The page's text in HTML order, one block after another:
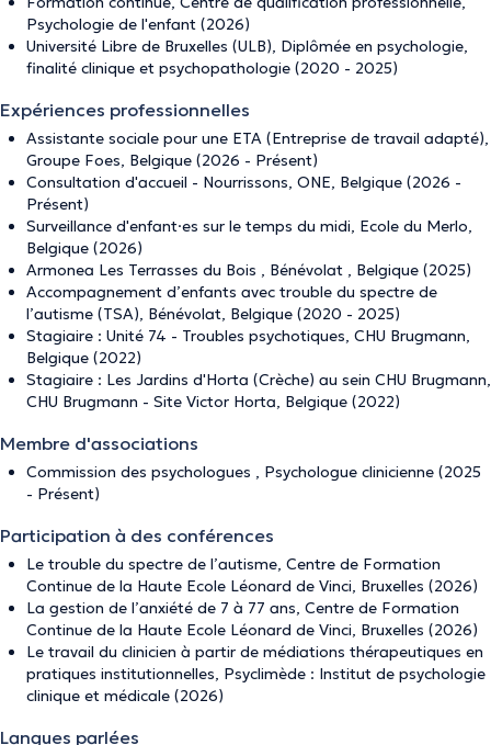
Psychologie de l'enfant (2026)
Université Libre de Bruxelles (ULB), Diplômée en psychologie,
finalité clinique et psychopathologie (2020 - 2025)
Expériences professionnelles
Assistante sociale pour une ETA (Entreprise de travail adapté),
Groupe Foes, Belgique (2026 - Présent)
Consultation d'accueil - Nourrissons, ONE, Belgique (2026 -
Présent)
Surveillance d'enfant·es sur le temps du midi, Ecole du Merlo,
Belgique (2026)
Armonea Les Terrasses du Bois , Bénévolat , Belgique (2025)
Accompagnement d’enfants avec trouble du spectre de
l’autisme (TSA), Bénévolat, Belgique (2020 - 2025)
Stagiaire : Unité 74 - Troubles psychotiques, CHU Brugmann,
Belgique (2022)
Stagiaire : Les Jardins d'Horta (Crèche) au sein CHU Brugmann,
CHU Brugmann - Site Victor Horta, Belgique (2022)
Membre d'associations
Commission des psychologues , Psychologue clinicienne (2025
- Présent)
Participation à des conférences
Le trouble du spectre de l’autisme, Centre de Formation
Continue de la Haute Ecole Léonard de Vinci, Bruxelles (2026)
La gestion de l’anxiété de 7 à 77 ans, Centre de Formation
Continue de la Haute Ecole Léonard de Vinci, Bruxelles (2026)
Le travail du clinicien à partir de médiations thérapeutiques en
pratiques institutionnelles, Psyclimède : Institut de psychologie
clinique et médicale (2026)
Langues parlées